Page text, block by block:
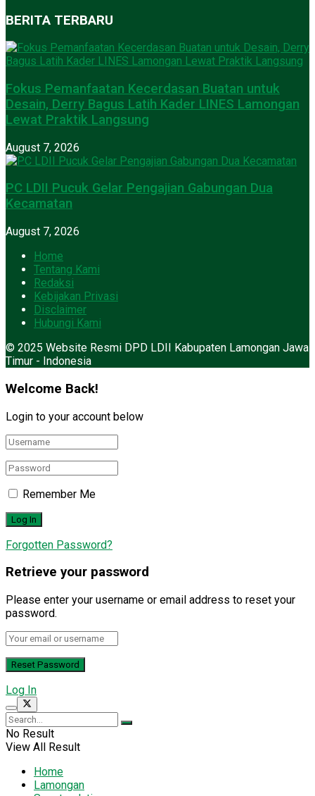
BERITA TERBARU
Fokus Pemanfaatan Kecerdasan Buatan untuk
Desain, Derry Bagus Latih Kader LINES Lamongan
Lewat Praktik Langsung
August 7, 2026
PC LDII Pucuk Gelar Pengajian Gabungan Dua
Kecamatan
August 7, 2026
Home
Tentang Kami
Redaksi
Kebijakan Privasi
Disclaimer
Hubungi Kami
© 2025 Website Resmi DPD LDII Kabupaten Lamongan Jawa
Timur - Indonesia
Welcome Back!
Login to your account below
Remember Me
Forgotten Password?
Retrieve your password
Please enter your username or email address to reset your
password.
Log In
No Result
View All Result
Home
Lamongan